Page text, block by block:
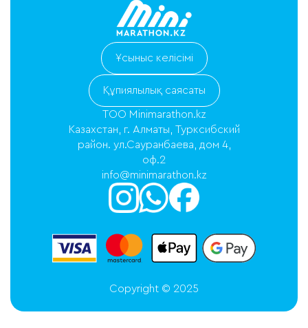
Ұсыныс келісімі
Құпиялылық саясаты
ТОО Minimarathon.kz
Казахстан, г. Алматы, Турксибский
район. ул.Сауранбаева, дом 4,
оф.2
info@minimarathon.kz
Copyright © 2025